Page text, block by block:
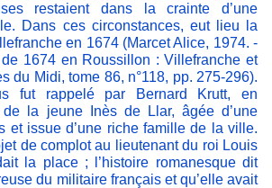
restaient dans la crainte d’une
Dans ces circonstances, eut lieu la
en 1674 (Marcet Alice, 1974. -
1674 en Roussillon : Villefranche et
du Midi, tome 86, n°118, pp. 275-296).
fut rappelé par Bernard Krutt, en
la jeune Inès de Llar, âgée d’une
et issue d’une riche famille de la ville.
de complot au lieutenant du roi Louis
la place ; l’histoire romanesque dit
du militaire français et qu’elle avait